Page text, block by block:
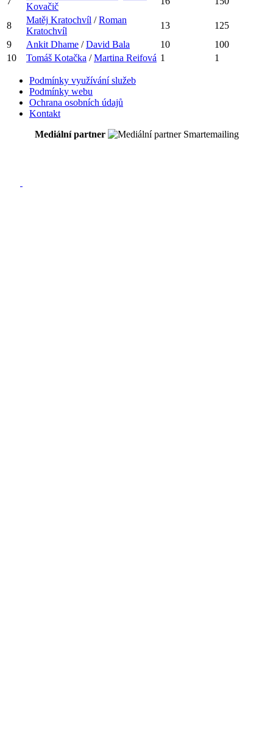
Kovačič
8
Matěj Kratochvíl /Roman
Kratochvíl
13
125
9
Ankit Dhame /David Bala 10
100
10
Tomáš Kotačka /Martina Reifová 1 1
Podmínky využívání služeb
Podmínky webu
Ochrana osobních údajů
Kontakt
Mediální partner